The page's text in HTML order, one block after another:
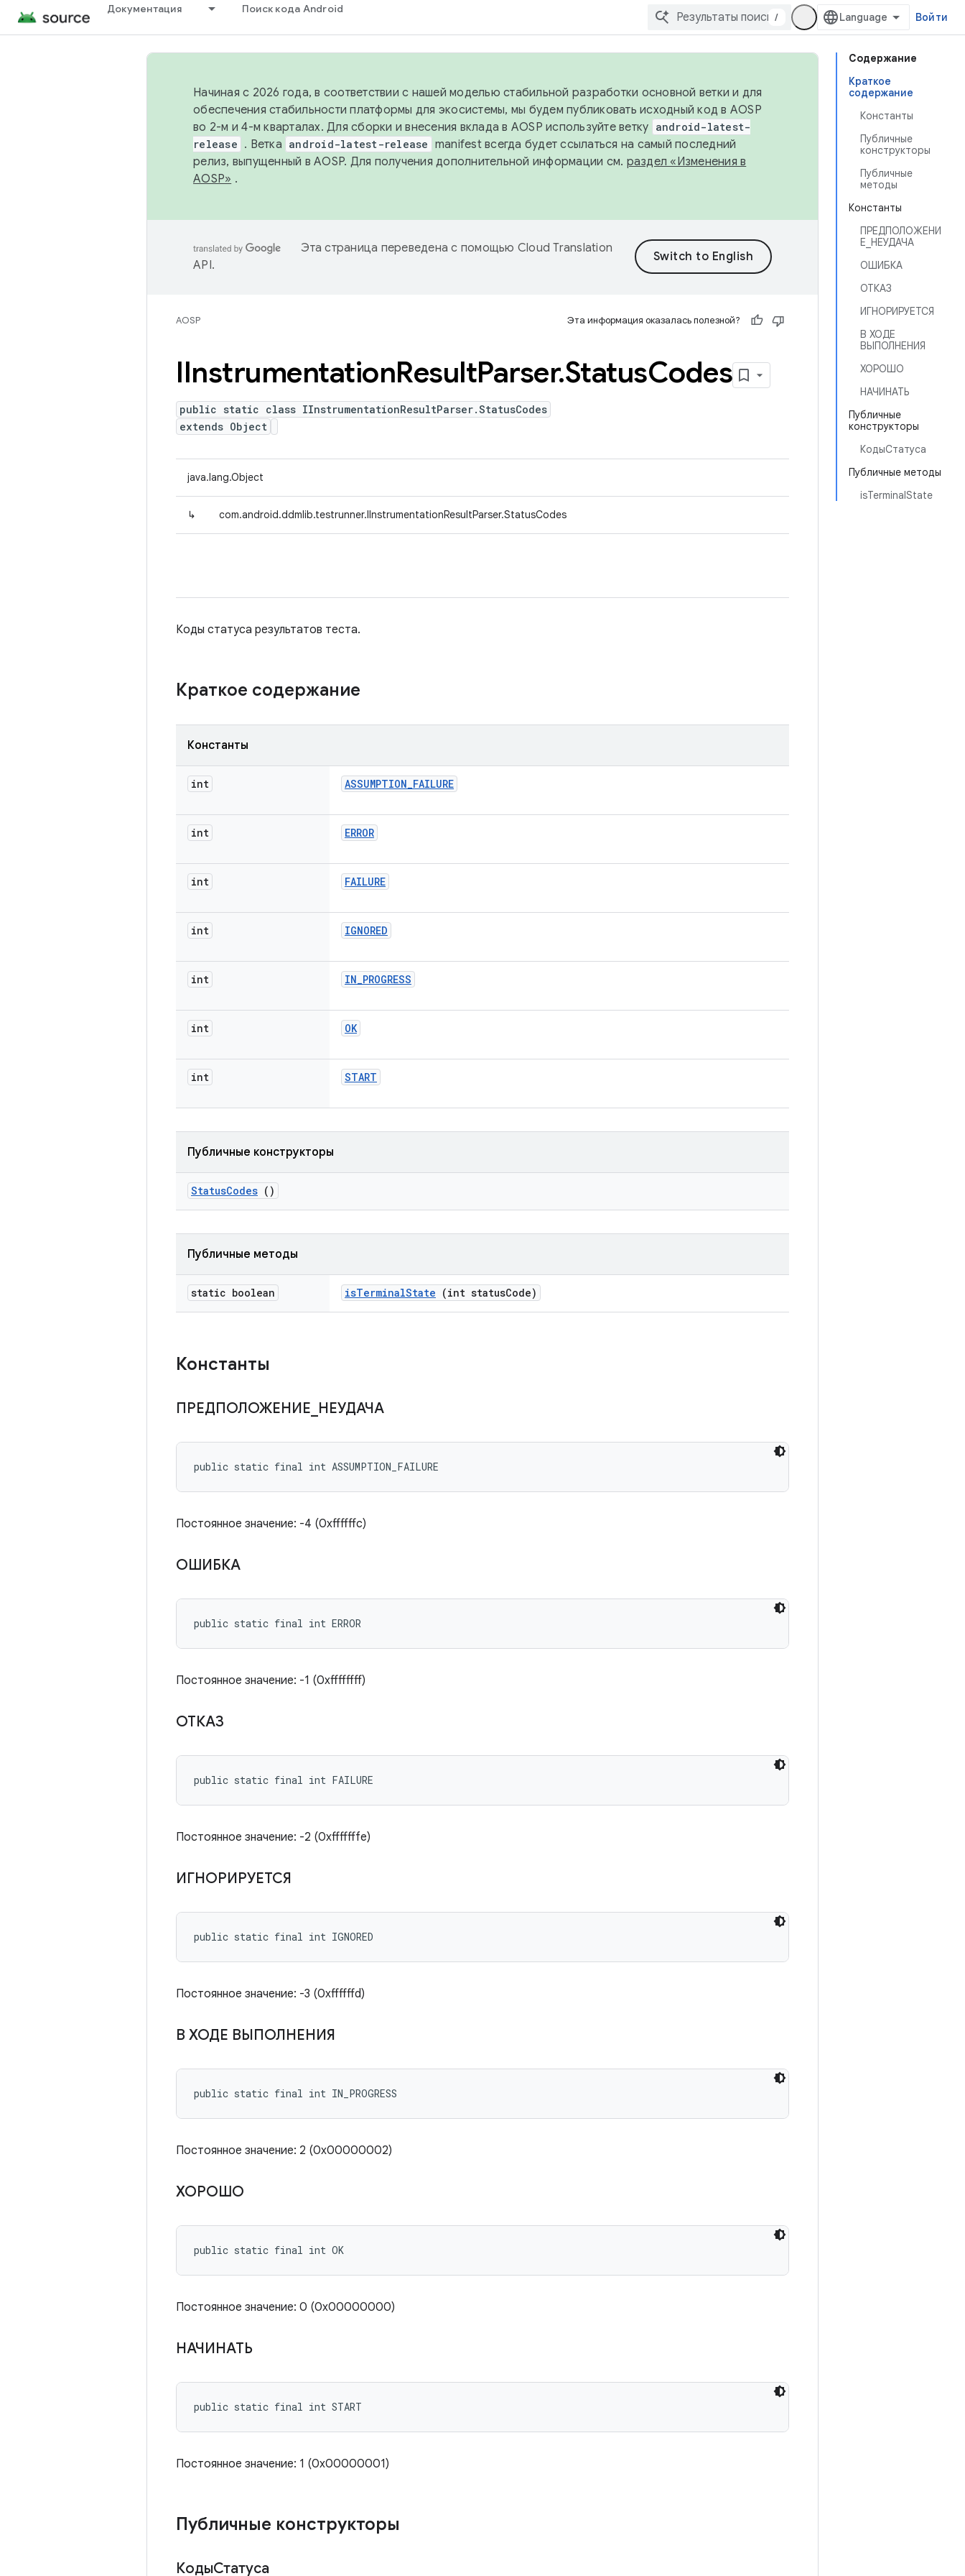
Документация Поиск кода Android
/ Войти
Содержание
Краткое
содержание
Константы
Публичные
конструкторы
Публичные
методы
Константы
ПРЕДПОЛОЖЕНИ
Е_НЕУДАЧА
ОШИБКА
ОТКАЗ
ИГНОРИРУЕТСЯ
В ХОДЕ
ВЫПОЛНЕНИЯ
ХОРОШО
НАЧИНАТЬ
Публичные
конструкторы
КодыСтатуса
Публичные методы
isTerminalState
Начиная с 2026 года, в соответствии с нашей моделью стабильной разработки основной ветки и для
обеспечения стабильности платформы для экосистемы, мы будем публиковать исходный код в AOSP
во 2-м и 4-м кварталах. Для сборки и внесения вклада в AOSP используйте ветку android-latest-
release . Ветка android-latest-release manifest всегда будет ссылаться на самый последний
релиз, выпущенный в AOSP. Для получения дополнительной информации см. раздел «Изменения в
AOSP» .
Эта страница переведена с помощью Cloud Translation
API.
AOSP Эта информация оказалась полезной?
IInstrumentationResultParser.StatusCodes
public static class IInstrumentationResultParser.StatusCodes
extends Object
java.lang.Object
↳ com.android.ddmlib.testrunner.IInstrumentationResultParser.StatusCodes
Коды статуса результатов теста.
Краткое содержание
Константы
int ASSUMPTION_FAILURE
int ERROR
int FAILURE
int IGNORED
int IN_PROGRESS
int OK
int START
Публичные конструкторы
StatusCodes ()
Публичные методы
static boolean isTerminalState (int statusCode)
Константы
ПРЕДПОЛОЖЕНИЕ НЕУДАЧА
public static final int ASSUMPTION_FAILURE
Постоянное значение: -4 (0xffffffc)
ОШИБКА
public static final int ERROR
Постоянное значение: -1 (0xffffffff)
ОТКАЗ
public static final int FAILURE
Постоянное значение: -2 (0xfffffffe)
ИГНОРИРУЕТСЯ
public static final int IGNORED
Постоянное значение: -3 (0xffffffd)
В ХОДЕ ВЫПОЛНЕНИЯ
public static final int IN_PROGRESS
Постоянное значение: 2 (0x00000002)
ХОРОШО
public static final int OK
Постоянное значение: 0 (0x00000000)
НАЧИНАТЬ
public static final int START
Постоянное значение: 1 (0x00000001)
Публичные конструкторы
КодыСтатуса